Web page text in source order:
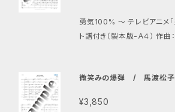
勇気100% 〜 テレビアニ
ト譜付き（製本版-Ａ４） 作
微笑みの爆弾 / 馬渡松子
¥3,850